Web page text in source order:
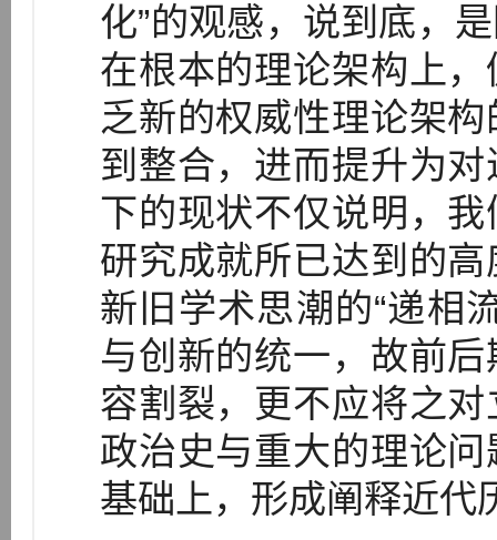
化”的观感，说到底，
在根本的理论架构上
乏新的权威性理论架
到整合，进而提升为
下的现状不仅说明，
研究成就所已达到的
新旧学术思潮的“递相
与创新的统一，故前
容割裂，更不应将之
政治史与重大的理论
基础上，形成阐释近代